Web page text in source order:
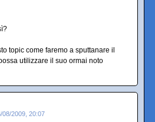
topic come faremo a sputtanare il
utilizzare il suo ormai noto
08/2009, 20:07